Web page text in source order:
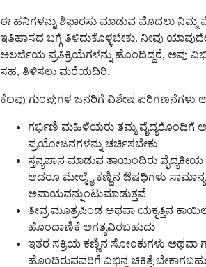
ಈ ಹನಿಗಳನ್ನು ಶಿಫಾರಸು ಮಾಡುವ ಮೊದಲು ನಿಮ್ಮ
ಇತಿಹಾಸದ ಬಗ್ಗೆ ತಿಳಿದುಕೊಳ್ಳಬೇಕು. ನೀವು
ಅಲರ್ಜಿಯ ಪ್ರತಿಕ್ರಿಯೆಗಳನ್ನು ಹೊಂದಿದ್ದರೆ, ಅವು
ಸಹ, ತಿಳಿಸಲು ಮರೆಯದಿರಿ.
ಕೆಲವು ಗುಂಪುಗಳ ಜನರಿಗೆ ವಿಶೇಷ ಪರಿಗಣನೆಗಳು
ಗರ್ಭಿಣಿ ಮಹಿಳೆಯರು ತಮ್ಮ ವೈದ್ಯರೊಂದಿಗೆ
ಪ್ರಯೋಜನಗಳನ್ನು ಚರ್ಚಿಸಬೇಕು
ಸ್ತನ್ಯಪಾನ ಮಾಡುವ ತಾಯಂದಿರು
ಆದರೂ ಮೇಲ್ಮೈ ಕಣ್ಣಿನ ಔಷಧಿಗಳು
ಅಪಾಯವನ್ನುಂಟುಮಾಡುತ್ತವೆ
ತೀವ್ರ ಮೂತ್ರಪಿಂಡ ಅಥವಾ ಯಕೃತ್ತಿನ
ಹೊಂದಾಣಿಕೆ ಅಗತ್ಯವಿರಬಹುದು
ಇತರ ಸಕ್ರಿಯ ಕಣ್ಣಿನ ಸೋಂಕುಗಳು ಅಥವಾ
ಹೊಂದಿರುವವರಿಗೆ ವಿಭಿನ್ನ ಚಿಕಿತ್ಸೆ